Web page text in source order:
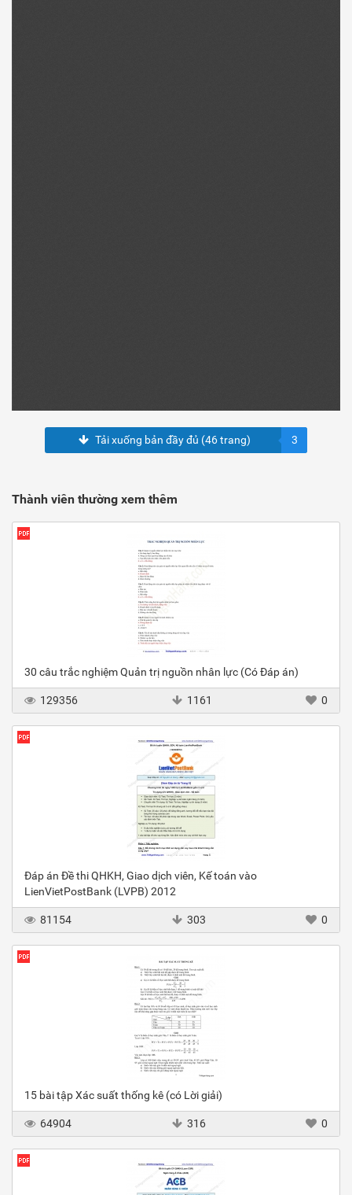
Tải xuống bản đầy đủ (46 trang) 3
Thành viên thường xem thêm
30 câu trắc nghiệm Quản trị nguồn nhân lực (Có Đáp án)
129356 1161 0
Đáp án Đề thi QHKH, Giao dịch viên, Kế toán vào
LienVietPostBank (LVPB) 2012
81154 303 0
15 bài tập Xác suất thống kê (có Lời giải)
64904 316 0